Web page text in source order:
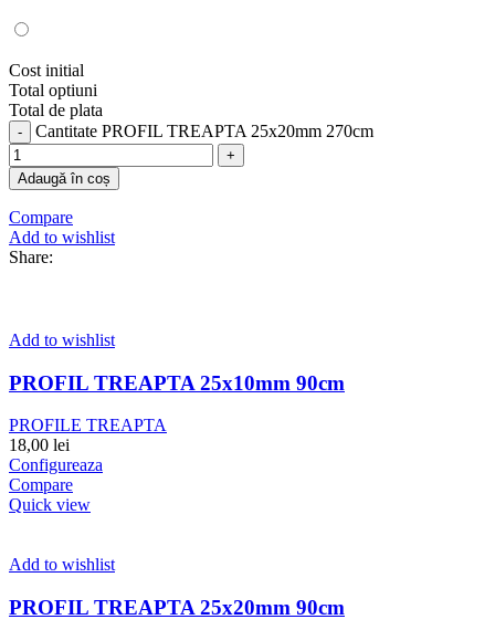
Cost initial
Total optiuni
Total de plata
Cantitate PROFIL TREAPTA 25x20mm 270cm
Adaugă în coș
Compare
Add to wishlist
Share:
Add to wishlist
PROFIL TREAPTA 25x10mm 90cm
PROFILE TREAPTA
18,00 lei
Configureaza
Compare
Quick view
Add to wishlist
PROFIL TREAPTA 25x20mm 90cm